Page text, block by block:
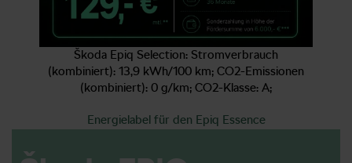
Škoda Epiq Selection: Stromverbrauch
(kombiniert): 13,9 kWh/100 km; CO2‑Emissionen
(kombiniert): 0 g/km; CO2‑Klasse: A;
Energielabel für den Epiq Essence